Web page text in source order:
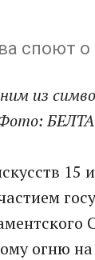
споют о
из
Фото: БЕЛТА
огню